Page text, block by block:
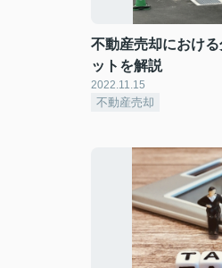
不動産売却におけ
ットを解説
2022.11.15
不動産売却